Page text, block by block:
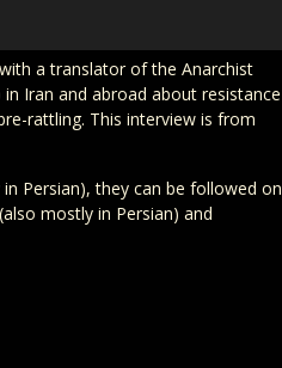
with a translator of the Anarchist
Iran and abroad about resistance
rattling. This interview is from
Persian), they can be followed on
(also mostly in Persian) and